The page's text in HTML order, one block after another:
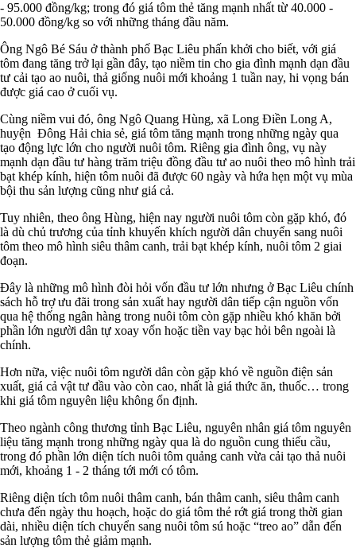
- 95.000 đồng/kg; trong đó giá tôm thẻ tăng mạnh nhất từ 40.000 -
50.000 đồng/kg so với những tháng đầu năm.
Ông Ngô Bé Sáu ở thành phố Bạc Liêu phấn khởi cho biết, với giá
tôm đang tăng trở lại gần đây, tạo niềm tin cho gia đình mạnh dạn đầu
tư cải tạo ao nuôi, thả giống nuôi mới khoảng 1 tuần nay, hi vọng bán
được giá cao ở cuối vụ.
Cùng niềm vui đó, ông Ngô Quang Hùng, xã Long Điền Long A,
huyện Đông Hải chia sẻ, giá tôm tăng mạnh trong những ngày qua
tạo động lực lớn cho người nuôi tôm. Riêng gia đình ông, vụ này
mạnh dạn đầu tư hàng trăm triệu đồng đầu tư ao nuôi theo mô hình trải
bạt khép kính, hiện tôm nuôi đã được 60 ngày và hứa hẹn một vụ mùa
bội thu sản lượng cũng như giá cả.
Tuy nhiên, theo ông Hùng, hiện nay người nuôi tôm còn gặp khó, đó
là dù chủ trương của tỉnh khuyến khích người dân chuyển sang nuôi
tôm theo mô hình siêu thâm canh, trải bạt khép kính, nuôi tôm 2 giai
đoạn.
Đây là những mô hình đòi hỏi vốn đầu tư lớn nhưng ở Bạc Liêu chính
sách hỗ trợ ưu đãi trong sản xuất hay người dân tiếp cận nguồn vốn
qua hệ thống ngân hàng trong nuôi tôm còn gặp nhiều khó khăn bởi
phần lớn người dân tự xoay vốn hoặc tiền vay bạc hỏi bên ngoài là
chính.
Hơn nữa, việc nuôi tôm người dân còn gặp khó về nguồn điện sản
xuất, giá cả vật tư đầu vào còn cao, nhất là giá thức ăn, thuốc… trong
khi giá tôm nguyên liệu không ổn định.
Theo ngành công thương tỉnh Bạc Liêu, nguyên nhân giá tôm nguyên
liệu tăng mạnh trong những ngày qua là do nguồn cung thiếu cầu,
trong đó phần lớn diện tích nuôi tôm quảng canh vừa cải tạo thả nuôi
mới, khoảng 1 - 2 tháng tới mới có tôm.
Riêng diện tích tôm nuôi thâm canh, bán thâm canh, siêu thâm canh
chưa đến ngày thu hoạch, hoặc do giá tôm thẻ rớt giá trong thời gian
dài, nhiều diện tích chuyển sang nuôi tôm sú hoặc “treo ao” dẫn đến
sản lượng tôm thẻ giảm mạnh.